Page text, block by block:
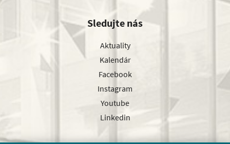
Sledujte nás
Aktuality
Kalendár
Facebook
Instagram
Youtube
Linkedin